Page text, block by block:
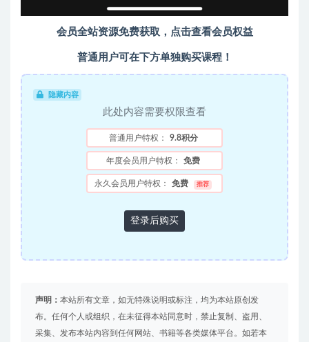
会员全站资源免费获取，点击查看会员权益
普通用户可在下方单独购买课程！
隐藏内容
此处内容需要权限查看
普通用户特权： 9.8积分
年度会员用户特权： 免费
永久会员用户特权： 免费 推荐
登录后购买
声明： 本站所有文章，如无特殊说明或标注，均为本站原创发
布。任何个人或组织，在未征得本站同意时，禁止复制、盗用、
采集、发布本站内容到任何网站、书籍等各类媒体平台。如若本